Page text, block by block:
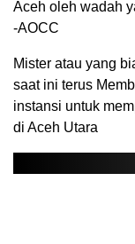
Aceh oleh wadah
-AOCC
Mister atau yang
saat ini terus
instansi untuk
di Aceh Utara